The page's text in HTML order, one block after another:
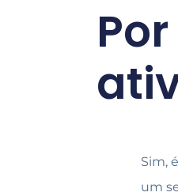
Sim,
um